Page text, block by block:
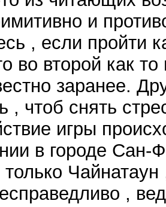
и
, если пройти
во второй как
заранее.
, чтоб снять
игры
в городе Сан-
только
,